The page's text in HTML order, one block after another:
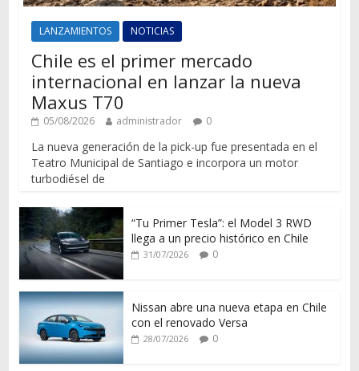
LANZAMIENTOS NOTICIAS
Chile es el primer mercado
internacional en lanzar la nueva
Maxus T70
05/08/2026 administrador 0
La nueva generación de la pick-up fue presentada en el
Teatro Municipal de Santiago e incorpora un motor
turbodiésel de
“Tu Primer Tesla”: el Model 3 RWD
llega a un precio histórico en Chile
31/07/2026 0
Nissan abre una nueva etapa en Chile
con el renovado Versa
28/07/2026 0